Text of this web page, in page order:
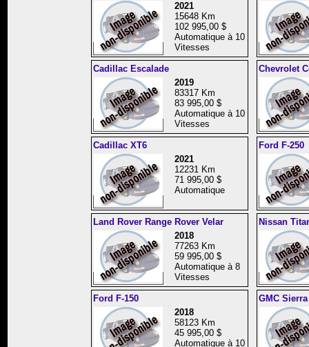
2021
15648 Km
102 995,00 $
Automatique à 10
Vitesses
Cadillac Escalade
2019
83317 Km
83 995,00 $
Automatique à 10
Vitesses
Chevrolet
Cadillac XT6
2021
12231 Km
71 995,00 $
Automatique
Ford F-250
Land Rover Range Rover Velar
2018
77263 Km
59 995,00 $
Automatique à 8
Vitesses
Nissan
Ford F-150
2018
58123 Km
45 995,00 $
Automatique à 10
GMC Sierra